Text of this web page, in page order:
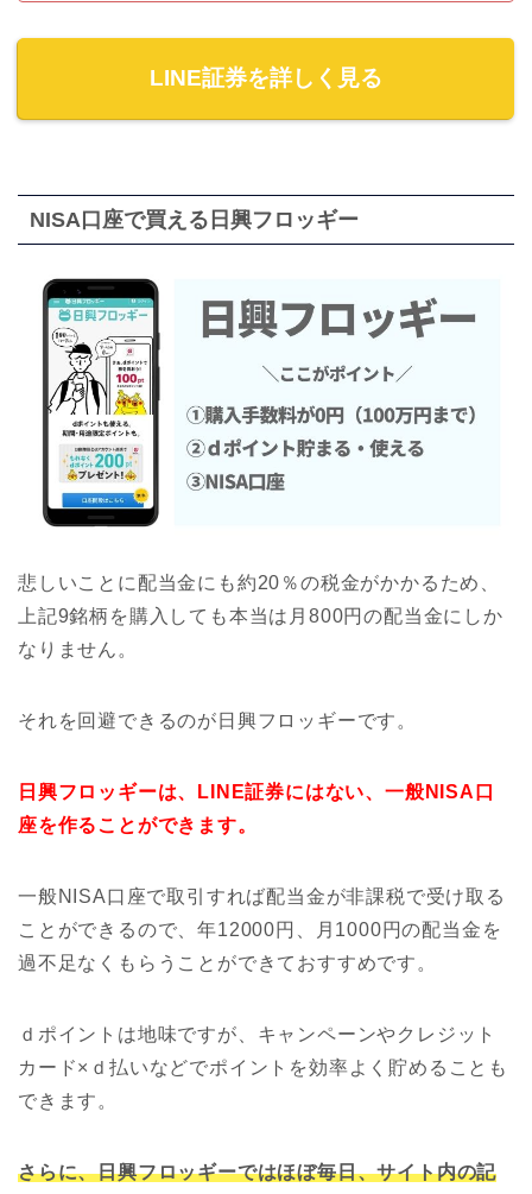
LINE証券を詳しく見る
NISA口座で買える日興フロッギー
悲しいことに配当金にも約20％の税金がかかるため、
上記9銘柄を購入しても本当は月800円の配当金にしか
なりません。
それを回避できるのが日興フロッギーです。
日興フロッギーは、LINE証券にはない、一般NISA口
座を作ることができます。
一般NISA口座で取引すれば配当金が非課税で受け取る
ことができるので、年12000円、月1000円の配当金を
過不足なくもらうことができておすすめです。
ｄポイントは地味ですが、キャンペーンやクレジット
カード×ｄ払いなどでポイントを効率よく貯めることも
できます。
さらに、日興フロッギーではほぼ毎日、サイト内の記